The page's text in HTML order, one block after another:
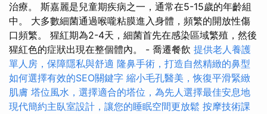
治療。 斯嘉麗是兒童期疾病之一，通常在5-15歲的年齡組
中。 大多數細菌通過喉嚨粘膜進入身體，頻繁的開放性傷
口頻繁。 猩紅期為2-4天，細菌首先在感染區域繁殖，然後
猩紅色的症狀出現在整個體內。 - 喬遷餐飲 提供老人養護
單人房，保障隱私與舒適 隆鼻手術，打造自然精緻的鼻型
如何選擇有效的SEO關鍵字 縮小毛孔醫美，恢復平滑緊緻
肌膚 塔位風水，選擇適合的塔位，為先人選擇最佳安息地
現代簡約主臥室設計，讓您的睡眠空間更放鬆 按摩技術課